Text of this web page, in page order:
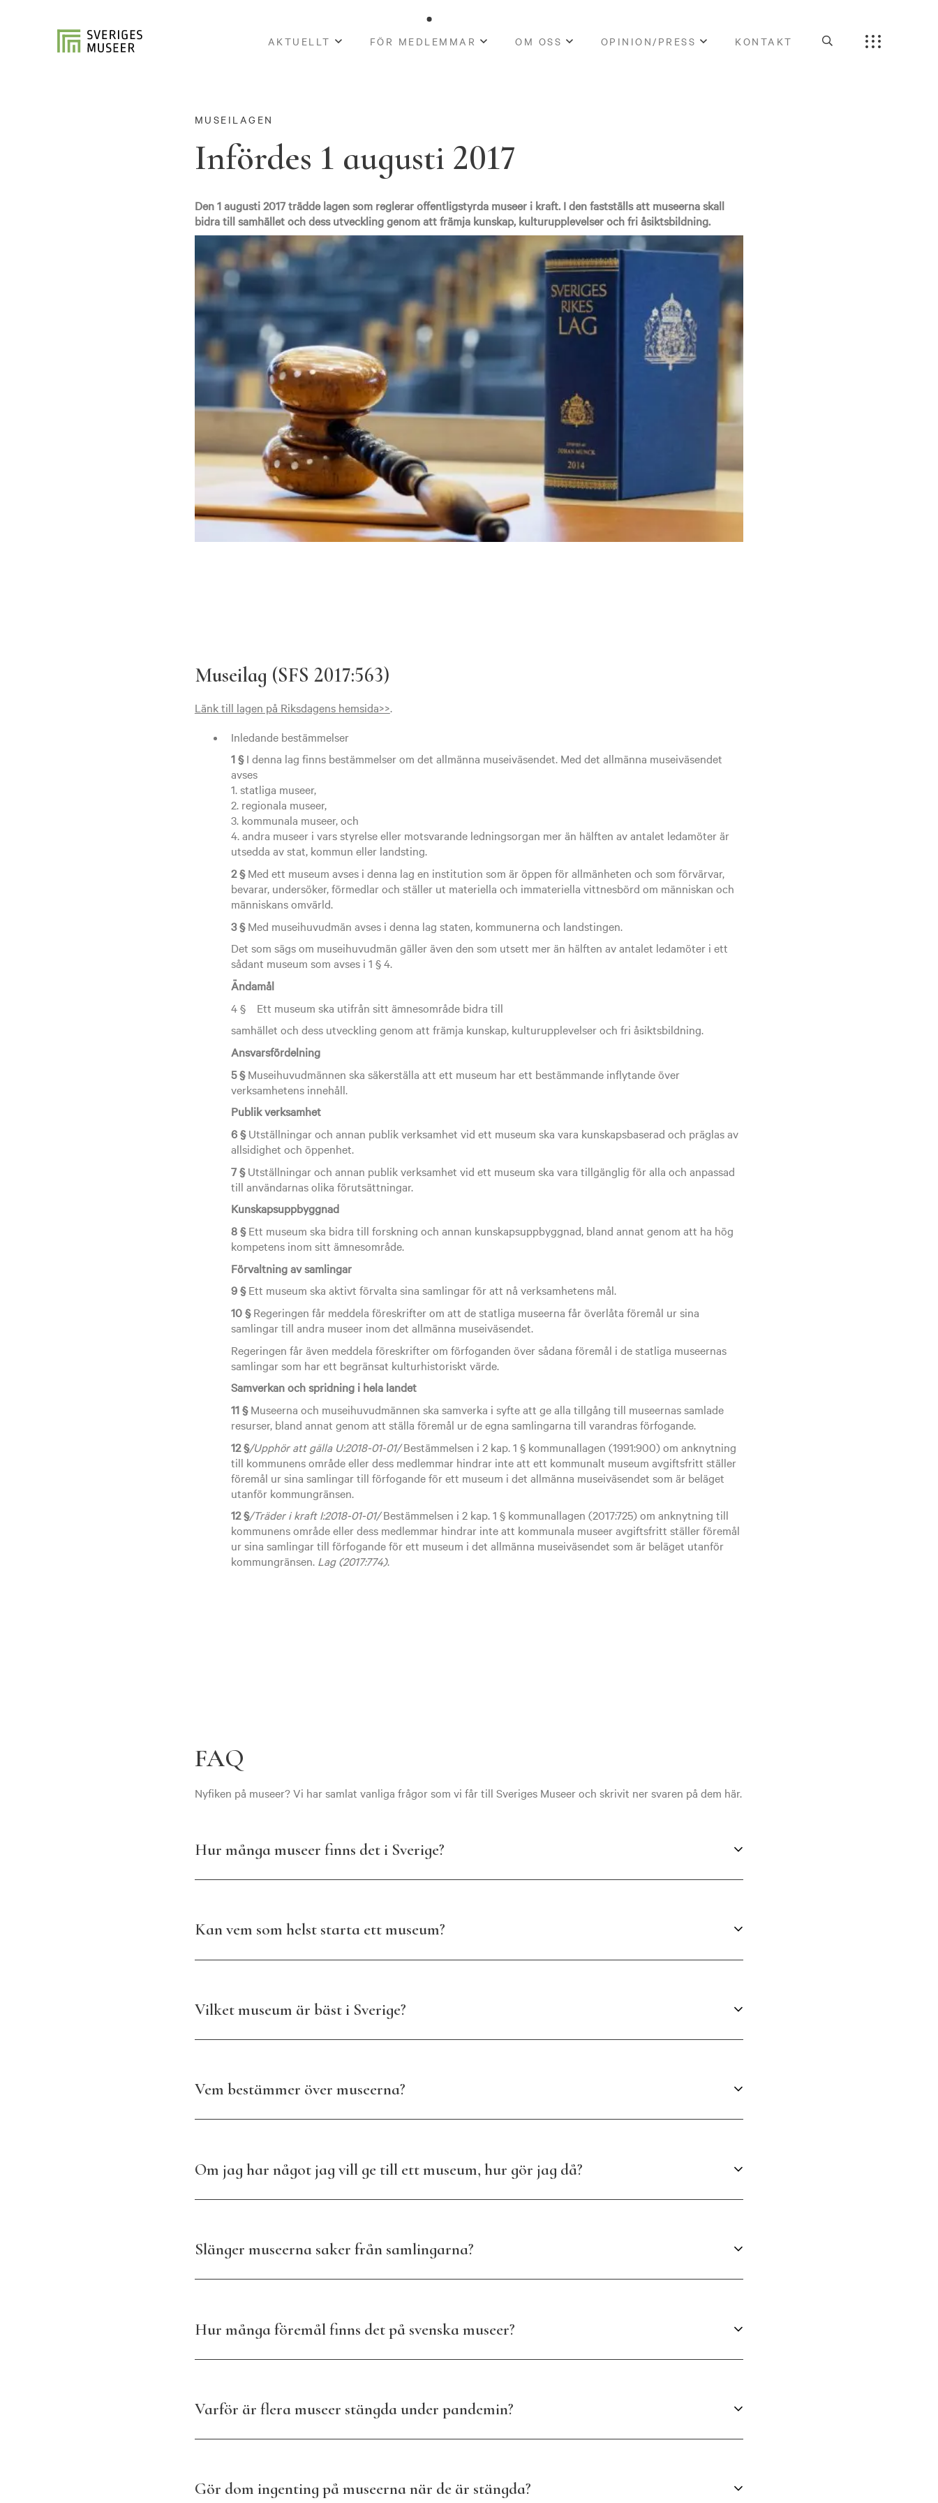
AKTUELLT FÖR MEDLEMMAR OM OSS OPINION/PRESS KONTAKT
MUSEILAGEN
Infördes 1 augusti 2017
Den 1 augusti 2017 trädde lagen som reglerar offentligstyrda museer i kraft. I den fastställs att museerna skall
bidra till samhället och dess utveckling genom att främja kunskap, kulturupplevelser och fri åsiktsbildning.
Museilag (SFS 2017:563)
Länk till lagen på Riksdagens hemsida>>.
Inledande bestämmelser
1 §I denna lag finns bestämmelser om det allmänna museiväsendet. Med det allmänna museiväsendet
avses
1. statliga museer,
2. regionala museer,
3. kommunala museer, och
4. andra museer i vars styrelse eller motsvarande ledningsorgan mer än hälften av antalet ledamöter är
utsedda av stat, kommun eller landsting.
2 §Med ett museum avses i denna lag en institution som är öppen för allmänheten och som förvärvar,
bevarar, undersöker, förmedlar och ställer ut materiella och immateriella vittnesbörd om människan och
människans omvärld.
3 §Med museihuvudmän avses i denna lag staten, kommunerna och landstingen.
Det som sägs om museihuvudmän gäller även den som utsett mer än hälften av antalet ledamöter i ett
sådant museum som avses i 1 § 4.
Ändamål
4 § Ett museum ska utifrån sitt ämnesområde bidra till
samhället och dess utveckling genom att främja kunskap, kulturupplevelser och fri åsiktsbildning.
Ansvarsfördelning
5 §Museihuvudmännen ska säkerställa att ett museum har ett bestämmande inflytande över
verksamhetens innehåll.
Publik verksamhet
6 §Utställningar och annan publik verksamhet vid ett museum ska vara kunskapsbaserad och präglas av
allsidighet och öppenhet.
7 §Utställningar och annan publik verksamhet vid ett museum ska vara tillgänglig för alla och anpassad
till användarnas olika förutsättningar.
Kunskapsuppbyggnad
8 §Ett museum ska bidra till forskning och annan kunskapsuppbyggnad, bland annat genom att ha hög
kompetens inom sitt ämnesområde.
Förvaltning av samlingar
9 §Ett museum ska aktivt förvalta sina samlingar för att nå verksamhetens mål.
10 §Regeringen får meddela föreskrifter om att de statliga museerna får överlåta föremål ur sina
samlingar till andra museer inom det allmänna museiväsendet.
Regeringen får även meddela föreskrifter om förfoganden över sådana föremål i de statliga museernas
samlingar som har ett begränsat kulturhistoriskt värde.
Samverkan och spridning i hela landet
11 §Museerna och museihuvudmännen ska samverka i syfte att ge alla tillgång till museernas samlade
resurser, bland annat genom att ställa föremål ur de egna samlingarna till varandras förfogande.
12 §/Upphör att gälla U:2018-01-01/Bestämmelsen i 2 kap. 1 § kommunallagen (1991:900) om anknytning
till kommunens område eller dess medlemmar hindrar inte att ett kommunalt museum avgiftsfritt ställer
föremål ur sina samlingar till förfogande för ett museum i det allmänna museiväsendet som är beläget
utanför kommungränsen.
12 §/Träder i kraft I:2018-01-01/Bestämmelsen i 2 kap. 1 § kommunallagen (2017:725) om anknytning till
kommunens område eller dess medlemmar hindrar inte att kommunala museer avgiftsfritt ställer föremål
ur sina samlingar till förfogande för ett museum i det allmänna museiväsendet som är beläget utanför
kommungränsen. Lag (2017:774).
FAQ
Nyfiken på museer? Vi har samlat vanliga frågor som vi får till Sveriges Museer och skrivit ner svaren på dem här.
Hur många museer finns det i Sverige?
Kan vem som helst starta ett museum?
Vilket museum är bäst i Sverige?
Vem bestämmer över museerna?
Om jag har något jag vill ge till ett museum, hur gör jag då?
Slänger museerna saker från samlingarna?
Hur många föremål finns det på svenska museer?
Varför är flera museer stängda under pandemin?
Gör dom ingenting på museerna när de är stängda?